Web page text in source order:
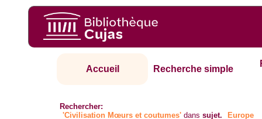
Accueil Recherche simple
Rechercher:
'Civilisation Mœurs et coutumes' danssujet.
Europe